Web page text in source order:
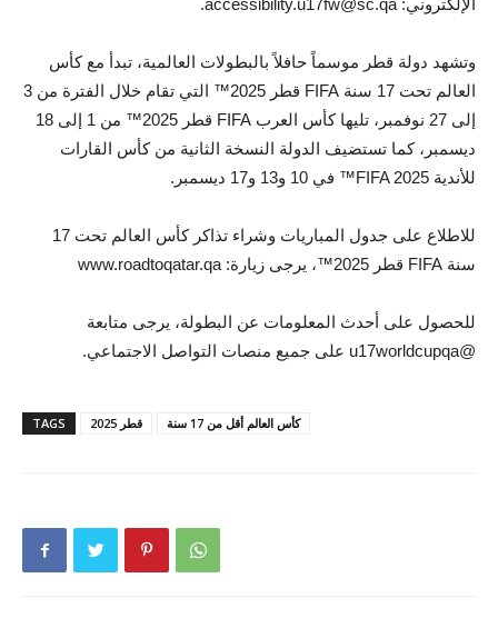
الإلكتروني: accessibility.u17fw@sc.qa.
وتشهد دولة قطر موسماً حافلاً بالبطولات العالمية، تبدأ مع كأس
العالم تحت 17 سنة FIFA قطر 2025™ التي تقام خلال الفترة من 3
إلى 27 نوفمبر، تليها كأس العرب FIFA قطر 2025™ من 1 إلى 18
ديسمبر، كما تستضيف الدولة النسخة الثانية من كأس القارات
للأندية FIFA 2025™ في 10 و13 و17 ديسمبر.
للاطلاع على جدول المباريات وشراء تذاكر كأس العالم تحت 17
سنة FIFA قطر 2025™، يرجى زيارة: www.roadtoqatar.qa
للحصول على أحدث المعلومات عن البطولة، يرجى متابعة
@u17worldcupqa على جميع منصات التواصل الاجتماعي.
TAGS قطر 2025 كأس العالم أقل من 17 سنة